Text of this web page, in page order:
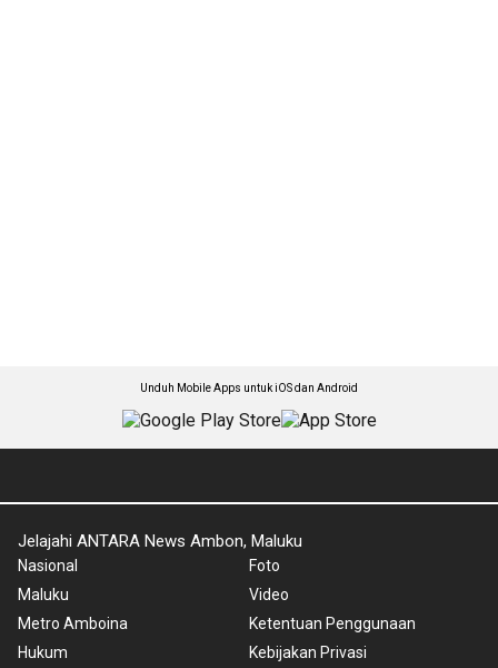
Unduh Mobile Apps untuk iOS dan Android
Jelajahi ANTARA News Ambon, Maluku
Nasional
Maluku
Metro Amboina
Hukum
Foto
Video
Ketentuan Penggunaan
Kebijakan Privasi